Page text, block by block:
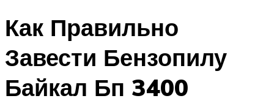
Как Правильно
Завести Бензопилу
Байкал Бп 3400